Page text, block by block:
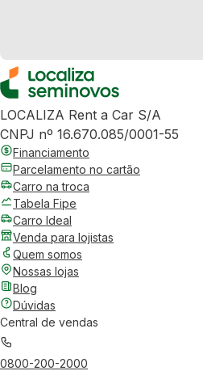
LOCALIZA Rent a Car S/A
CNPJ nº 16.670.085/0001-55
Financiamento
Parcelamento no cartão
Carro na troca
Tabela Fipe
Carro Ideal
Venda para lojistas
Quem somos
Nossas lojas
Blog
Dúvidas
Central de vendas
0800-200-2000